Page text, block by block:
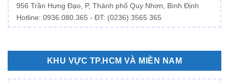
956 Trần Hưng Đạo, P, Thành phố Quy Nhơn, Bình Định
Hotline: 0936.080.365 - ĐT: (0236) 3565 365
KHU VỰC TP.HCM VÀ MIỀN NAM